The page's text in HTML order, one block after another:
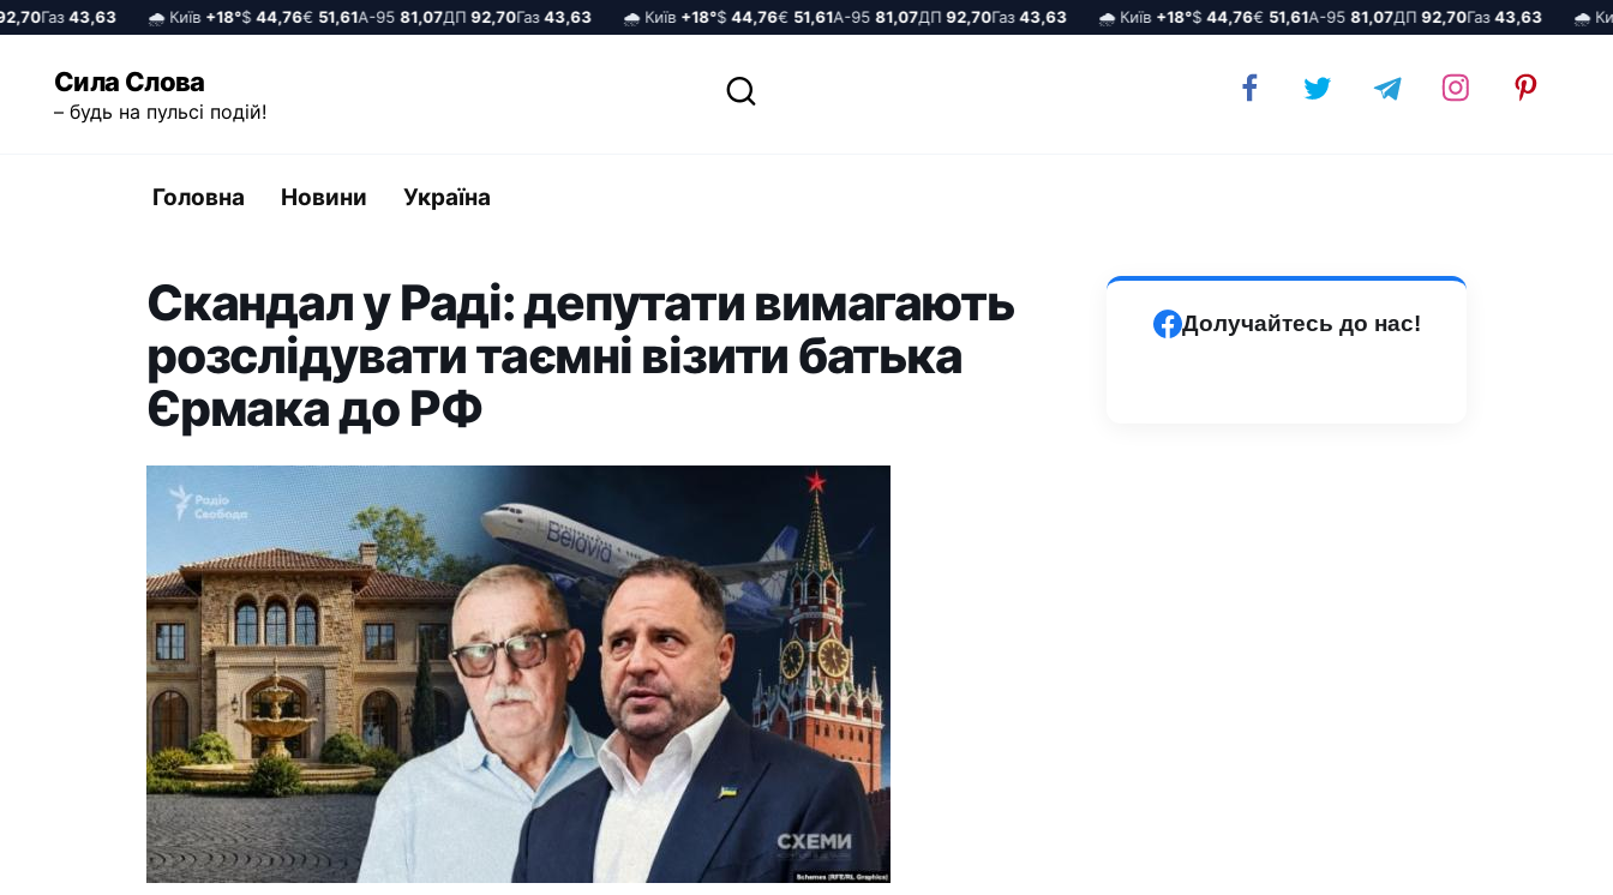
Газ43,63 🌧️ Київ+18°$44,76€51,61А-9581,07ДП92,70Газ43,63 🌧️ Київ+18°$44,76€51,61А-9581,07ДП92,70Газ43,63 🌧️ Київ+18°$44,76€51,61А-9581,07ДП92,70Газ43,63 🌧️ Київ
вмісту
Сила Слова
– будь на пульсі подій!
Головна Новини Україна
Скандал у Раді: депутати вимагають
розслідувати таємні візити батька
Єрмака до РФ
Долучайтесь до нас!